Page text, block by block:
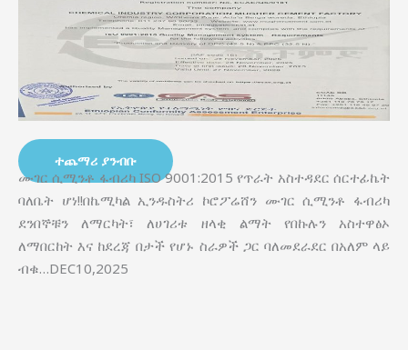
ተጨማሪ ያንብቡ
ሙገር ሲሚንቶ ፋብሪካ ISO 9001:2015 የጥራት አስተዳደር ሰርተፊኬት
ባለቤት ሆነ!!በኬሚካል ኢንዱስትሪ ኮሮፖሬሸን ሙገር ሲሚንቶ ፋብሪካ
ደንበኞቹን ለማርካት፣ ለሀገሪቱ ዘላቂ ልማት የበኩሉን አስተዋፅኦ
ለማበርከት እና ከደረጃ በታች የሆኑ ስራዎች ጋር ባለመደራደር በአለም ላይ
ብቁ…DEC10,2025